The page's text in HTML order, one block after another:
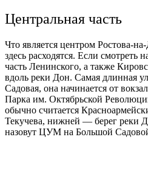
Центральная часть
Что является центром Ростова-
здесь расходятся. Если смотреть
часть Ленинского, а также
вдоль реки Дон. Самая длинная
Садовая, она начинается от
Парка им. Октябрьской
обычно считается
Текучева, нижней — берег реки
назовут ЦУМ на Большой